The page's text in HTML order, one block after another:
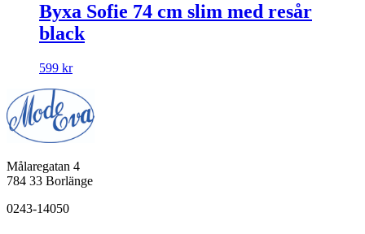
Byxa Sofie 74 cm slim med resår
black
599 kr
Målaregatan 4
784 33 Borlänge
0243-14050